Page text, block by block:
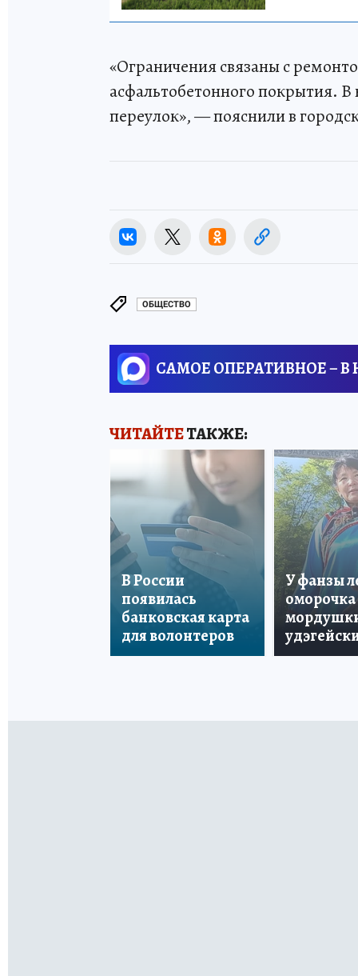
«Ограничения связаны с
асфальтобетонного покрытия. В
переулок», — пояснили в
ОБЩЕСТВО
САМОЕ ОПЕРАТИВНОЕ – В
ЧИТАЙТЕТАКЖЕ:
В России
появилась
банковская карта
для волонтеров
У фанзы
оморочка